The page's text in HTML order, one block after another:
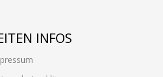
INFOS